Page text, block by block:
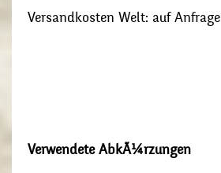
Versandkosten Welt: auf Anfrage
Verwendete AbkÃ¼rzungen